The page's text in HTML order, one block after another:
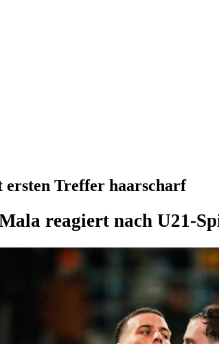
Treffer haarscharf
reagiert nach U21-